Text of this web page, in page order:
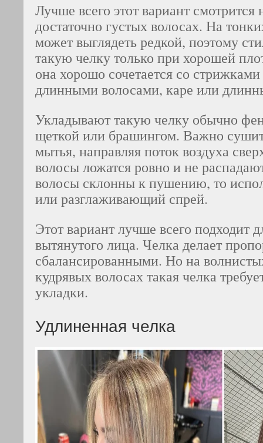
Лучше всего этот вариант
достаточно густых волосах. На
может выглядеть редкой, поэтому
такую челку только при хорошей
она хорошо сочетается со
длинными волосами, каре или
Укладывают такую челку обычно
щеткой или брашингом. Важно
мытья, направляя поток воздуха
волосы ложатся ровно и не
волосы склонны к пушению, то
или разглаживающий спрей.
Этот вариант лучше всего подходит
вытянутого лица. Челка делает
сбалансированными. Но на
кудрявых волосах такая челка
укладки.
Удлиненная челка